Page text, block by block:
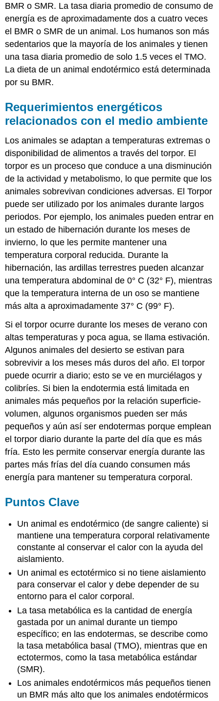
BMR o SMR. La tasa diaria promedio de consumo de
energía es de aproximadamente dos a cuatro veces
el BMR o SMR de un animal. Los humanos son más
sedentarios que la mayoría de los animales y tienen
una tasa diaria promedio de solo 1.5 veces el TMO.
La dieta de un animal endotérmico está determinada
por su BMR.
Requerimientos energéticos
relacionados con el medio ambiente
Los animales se adaptan a temperaturas extremas o
disponibilidad de alimentos a través del torpor. El
torpor es un proceso que conduce a una disminución
de la actividad y metabolismo, lo que permite que los
animales sobrevivan condiciones adversas. El Torpor
puede ser utilizado por los animales durante largos
periodos. Por ejemplo, los animales pueden entrar en
un estado de hibernación durante los meses de
invierno, lo que les permite mantener una
temperatura corporal reducida. Durante la
hibernación, las ardillas terrestres pueden alcanzar
una temperatura abdominal de 0° C (32° F), mientras
que la temperatura interna de un oso se mantiene
más alta a aproximadamente 37° C (99° F).
Si el torpor ocurre durante los meses de verano con
altas temperaturas y poca agua, se llama estivación.
Algunos animales del desierto se estivan para
sobrevivir a los meses más duros del año. El torpor
puede ocurrir a diario; esto se ve en murciélagos y
colibríes. Si bien la endotermia está limitada en
animales más pequeños por la relación superficie-
volumen, algunos organismos pueden ser más
pequeños y aún así ser endotermas porque emplean
el torpor diario durante la parte del día que es más
fría. Esto les permite conservar energía durante las
partes más frías del día cuando consumen más
energía para mantener su temperatura corporal.
Puntos Clave
Un animal es endotérmico (de sangre caliente) si
mantiene una temperatura corporal relativamente
constante al conservar el calor con la ayuda del
aislamiento.
Un animal es ectotérmico si no tiene aislamiento
para conservar el calor y debe depender de su
entorno para el calor corporal.
La tasa metabólica es la cantidad de energía
gastada por un animal durante un tiempo
específico; en las endotermas, se describe como
la tasa metabólica basal (TMO), mientras que en
ectotermos, como la tasa metabólica estándar
(SMR).
Los animales endotérmicos más pequeños tienen
un BMR más alto que los animales endotérmicos